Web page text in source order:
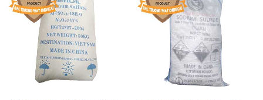
Sản phẩm
Chính sách và quy định chung
Tin tức
Liên hệ